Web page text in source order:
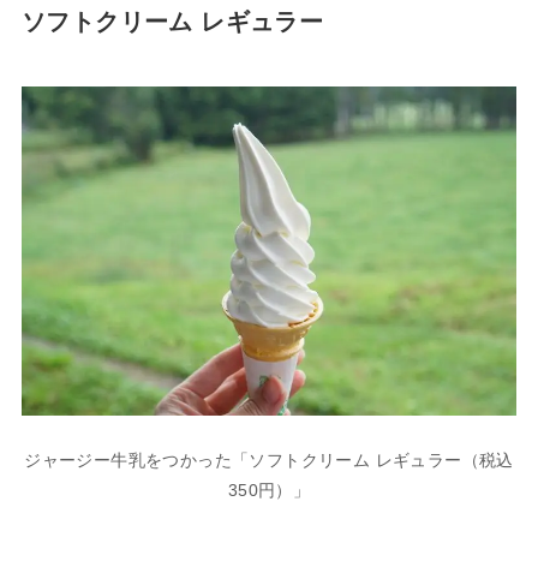
ソフトクリーム レギュラー
ジャージー牛乳をつかった「ソフトクリーム レギュラー（税込
350円）」